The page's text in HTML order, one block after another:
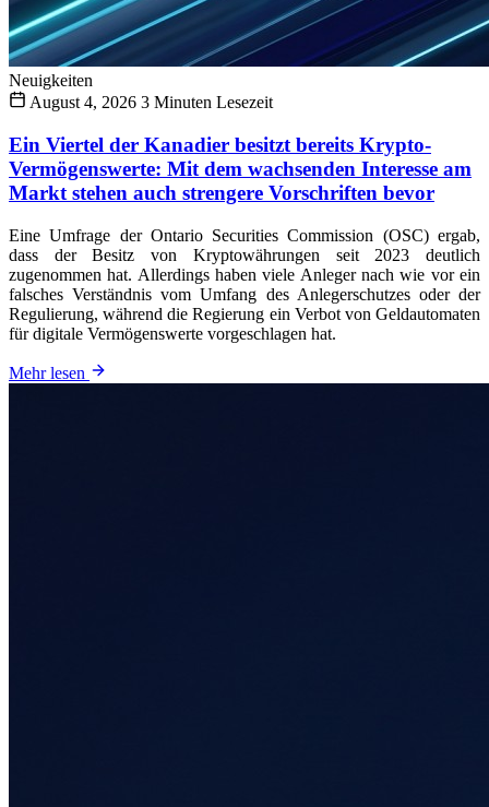
Neuigkeiten
August 4, 2026 3 Minuten Lesezeit
Ein Viertel der Kanadier besitzt bereits Krypto-
Vermögenswerte: Mit dem wachsenden Interesse am
Markt stehen auch strengere Vorschriften bevor
Eine Umfrage der Ontario Securities Commission (OSC) ergab,
dass der Besitz von Kryptowährungen seit 2023 deutlich
zugenommen hat. Allerdings haben viele Anleger nach wie vor ein
falsches Verständnis vom Umfang des Anlegerschutzes oder der
Regulierung, während die Regierung ein Verbot von Geldautomaten
für digitale Vermögenswerte vorgeschlagen hat.
Mehr lesen